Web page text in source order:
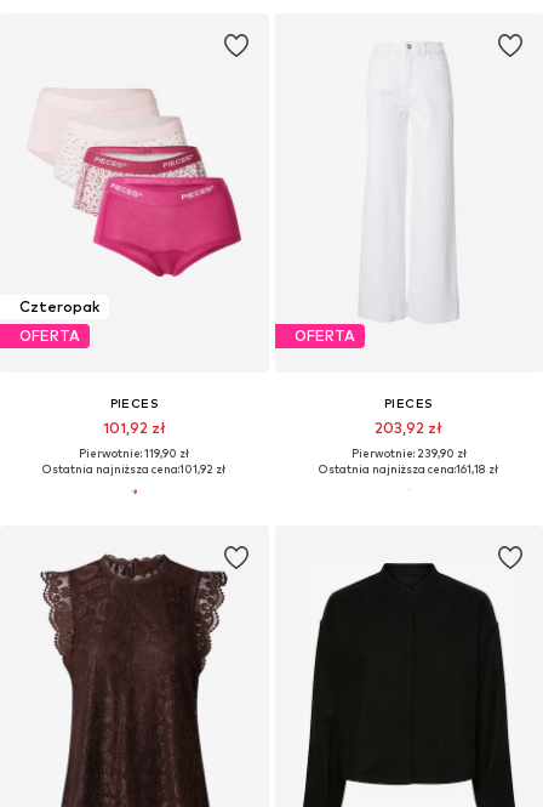
Czteropak
OFERTA
PIECES
101,92 zł
Pierwotnie: 119,90 zł
Ostatnia najniższa cena:101,92 zł
OFERTA
PIECES
203,92 zł
Pierwotnie: 239,90 zł
Ostatnia najniższa cena:161,18 zł